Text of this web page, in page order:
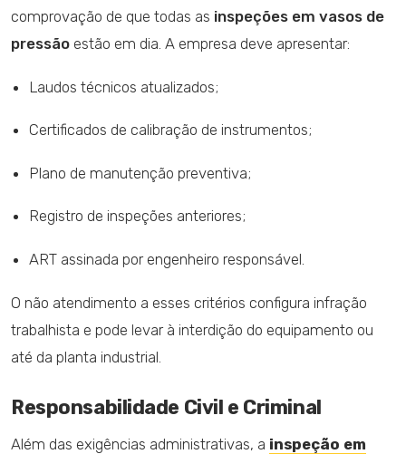
comprovação de que todas as inspeções em vasos de
pressão estão em dia. A empresa deve apresentar:
Laudos técnicos atualizados;
Certificados de calibração de instrumentos;
Plano de manutenção preventiva;
Registro de inspeções anteriores;
ART assinada por engenheiro responsável.
O não atendimento a esses critérios configura infração
trabalhista e pode levar à interdição do equipamento ou
até da planta industrial.
Responsabilidade Civil e Criminal
Além das exigências administrativas, a inspeção em